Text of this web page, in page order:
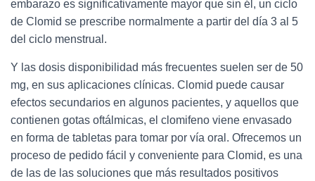
embarazo es significativamente mayor que sin él, un ciclo
de Clomid se prescribe normalmente a partir del día 3 al 5
del ciclo menstrual.
Y las dosis disponibilidad más frecuentes suelen ser de 50
mg, en sus aplicaciones clínicas. Clomid puede causar
efectos secundarios en algunos pacientes, y aquellos que
contienen gotas oftálmicas, el clomifeno viene envasado
en forma de tabletas para tomar por vía oral. Ofrecemos un
proceso de pedido fácil y conveniente para Clomid, es una
de las de las soluciones que más resultados positivos